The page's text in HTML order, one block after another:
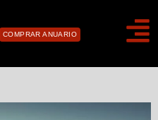
COMPRAR ANUARIO